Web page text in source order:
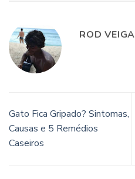
ROD VEIGA
Gato Fica Gripado? Sintomas,
Causas e 5 Remédios
Caseiros